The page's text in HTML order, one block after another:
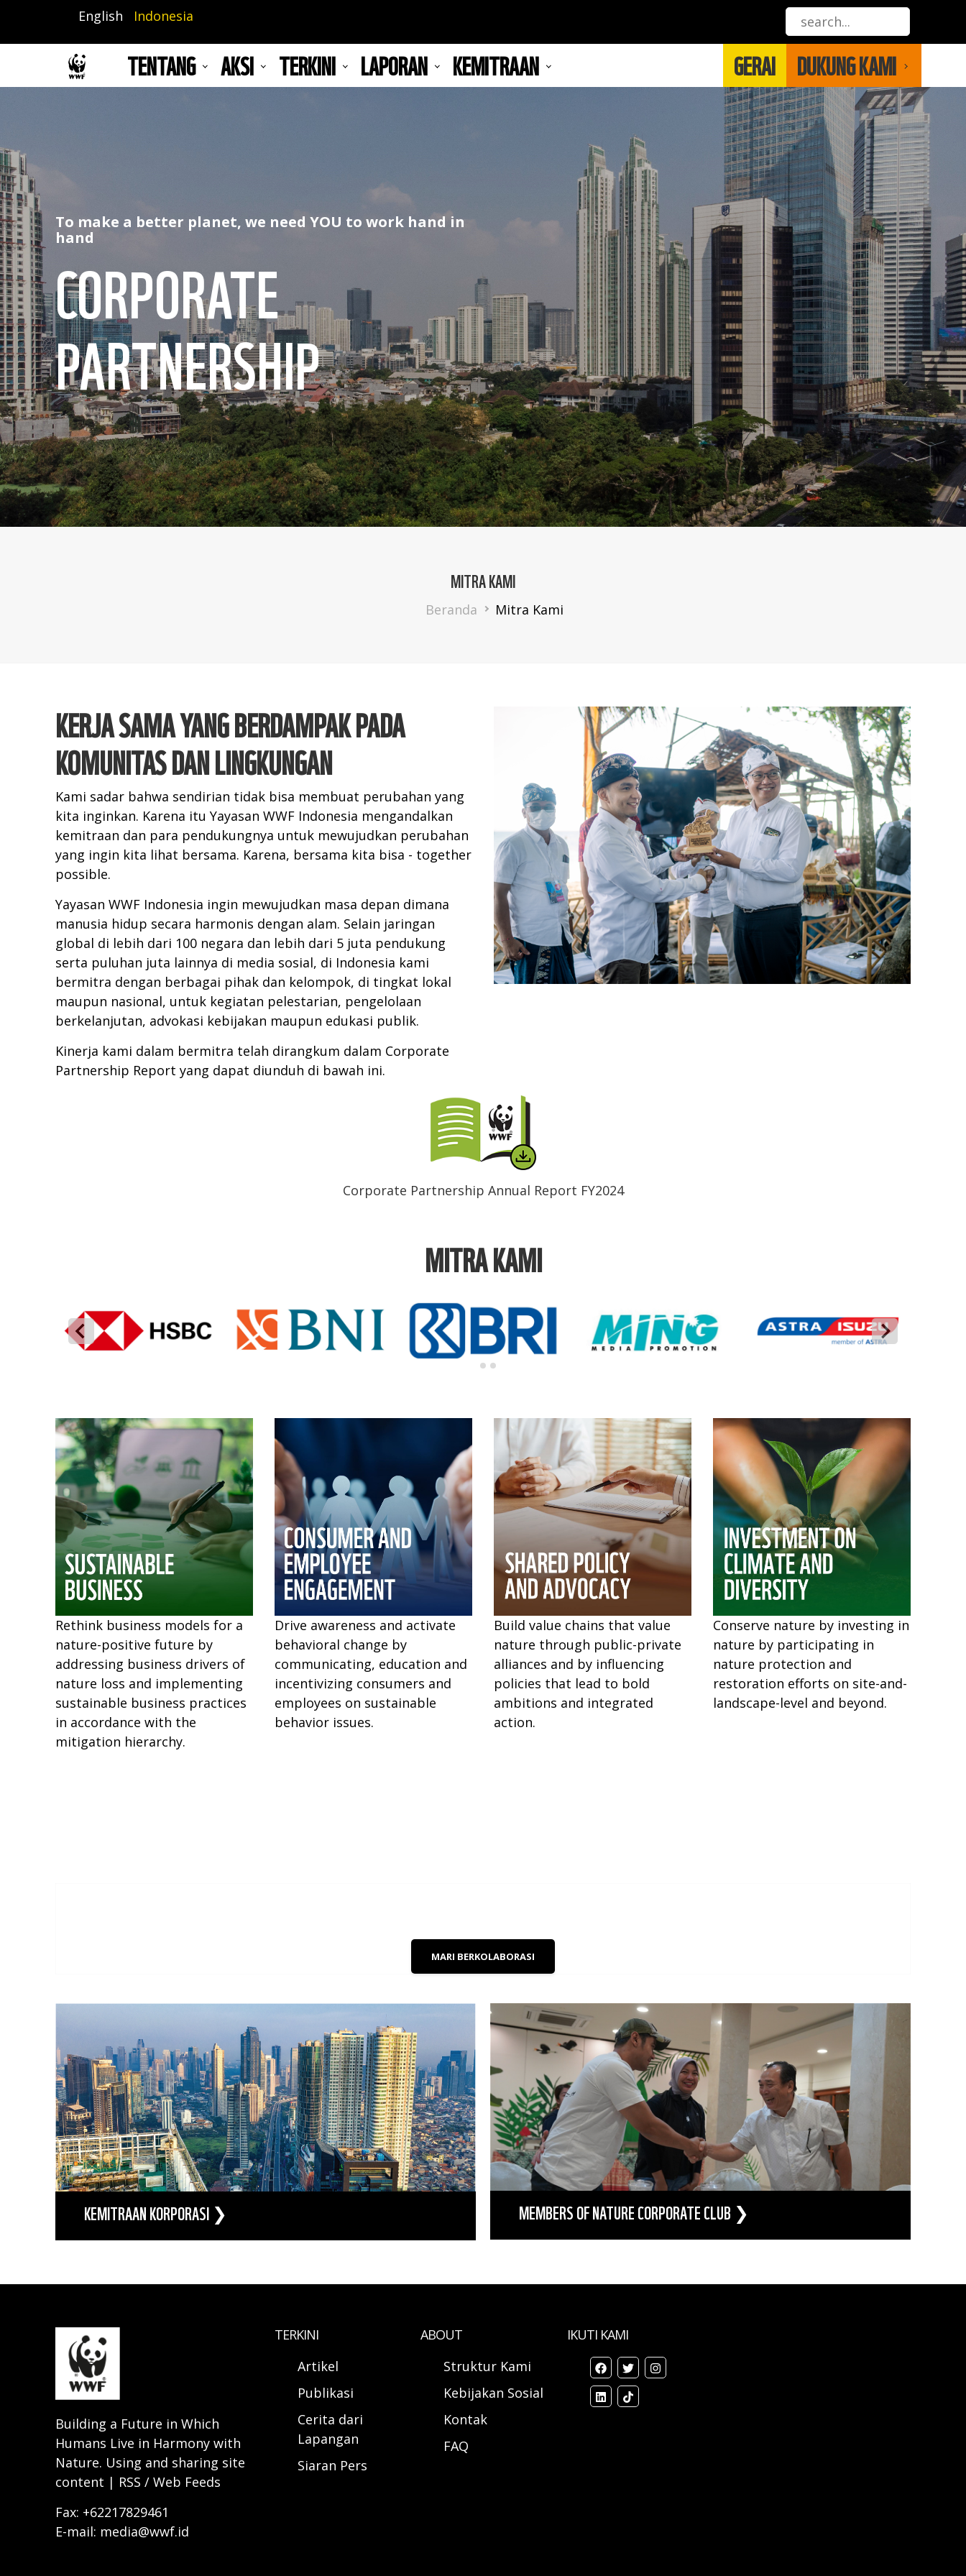
isi
English Indonesia
TENTANG AKSI TERKINI LAPORAN KEMITRAAN GERAI DUKUNG KAMI
To make a better planet, we need YOU to work hand in
hand
CORPORATE
PARTNERSHIP
MITRA KAMI
Breadcrumb
Beranda Mitra Kami
KERJA SAMA YANG BERDAMPAK PADA
KOMUNITAS DAN LINGKUNGAN
Kami sadar bahwa sendirian tidak bisa membuat perubahan yang
kita inginkan. Karena itu Yayasan WWF Indonesia mengandalkan
kemitraan dan para pendukungnya untuk mewujudkan perubahan
yang ingin kita lihat bersama. Karena, bersama kita bisa - together
possible.
Yayasan WWF Indonesia ingin mewujudkan masa depan dimana
manusia hidup secara harmonis dengan alam. Selain jaringan
global di lebih dari 100 negara dan lebih dari 5 juta pendukung
serta puluhan juta lainnya di media sosial, di Indonesia kami
bermitra dengan berbagai pihak dan kelompok, di tingkat lokal
maupun nasional, untuk kegiatan pelestarian, pengelolaan
berkelanjutan, advokasi kebijakan maupun edukasi publik.
Kinerja kami dalam bermitra telah dirangkum dalam Corporate
Partnership Report yang dapat diunduh di bawah ini.
Corporate Partnership Annual Report FY2024
MITRA KAMI
Rethink business models for a
nature-positive future by
addressing business drivers of
nature loss and implementing
sustainable business practices
in accordance with the
mitigation hierarchy.
Drive awareness and activate
behavioral change by
communicating, education and
incentivizing consumers and
employees on sustainable
behavior issues.
Build value chains that value
nature through public-private
alliances and by influencing
policies that lead to bold
ambitions and integrated
action.
Conserve nature by investing in
nature by participating in
nature protection and
restoration efforts on site-and-
landscape-level and beyond.
MARI BERKOLABORASI
KEMITRAAN KORPORASI ❯ MEMBERS OF NATURE CORPORATE CLUB ❯
Building a Future in Which
Humans Live in Harmony with
Nature. Using and sharing site
content | RSS / Web Feeds
Fax: +62217829461
E-mail: media@wwf.id
TERKINI
Artikel
Publikasi
Cerita dari
Lapangan
Siaran Pers
ABOUT
Struktur Kami
Kebijakan Sosial
Kontak
FAQ
IKUTI KAMI